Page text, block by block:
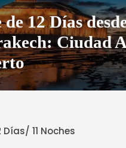
12 Días
Ciudad
Días/ 11 Noches